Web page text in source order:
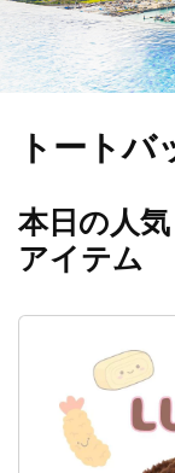
トートバ
本日の人
アイテム